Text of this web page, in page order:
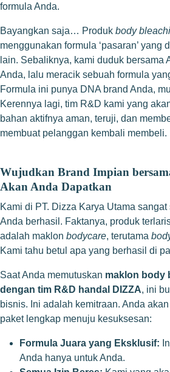
formula Anda.
Bayangkan saja… Produk body
menggunakan formula ‘pasaran’ yang
lain. Sebaliknya, kami duduk bersama
Anda, lalu meracik sebuah formula
Formula ini punya DNA brand Anda,
Kerennya lagi, tim R&D kami yang
bahan aktifnya aman, teruji, dan
membuat pelanggan kembali membeli.
Wujudkan Brand Impian
Akan Anda Dapatkan
Kami di PT. Dizza Karya Utama
Anda berhasil. Faktanya, produk
adalah maklon bodycare, terutama
Kami tahu betul apa yang berhasil di
Saat Anda memutuskan maklon body
dengan tim R&D handal DIZZA, ini
bisnis. Ini adalah kemitraan. Anda
paket lengkap menuju kesuksesan:
Formula Juara yang Eksklusif:
Anda hanya untuk Anda.